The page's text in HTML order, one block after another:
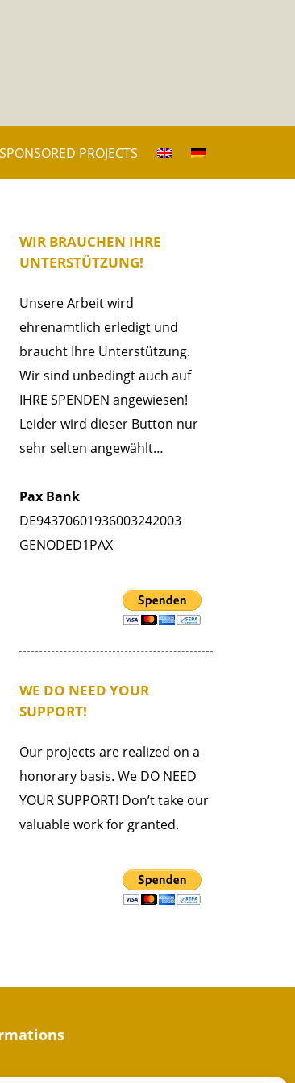
SPONSORED PROJECTS
WIR BRAUCHEN IHRE
UNTERSTÜTZUNG!
Unsere Arbeit wird
ehrenamtlich erledigt und
braucht Ihre Unterstützung.
Wir sind unbedingt auch auf
IHRE SPENDEN angewiesen!
Leider wird dieser Button nur
sehr selten angewählt…
Pax Bank
DE94370601936003242003
GENODED1PAX
WE DO NEED YOUR
SUPPORT!
Our projects are realized on a
honorary basis. We DO NEED
YOUR SUPPORT! Don’t take our
valuable work for granted.